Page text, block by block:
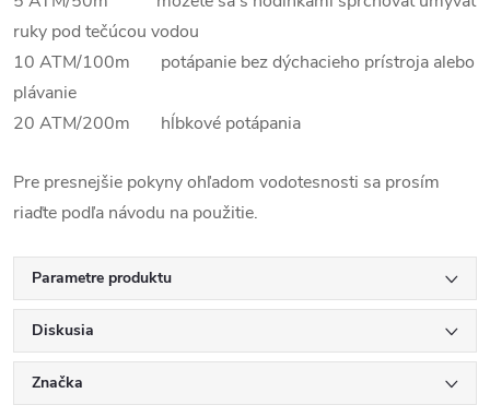
ruky pod tečúcou vodou
10 ATM/100m potápanie bez dýchacieho prístroja alebo
plávanie
20 ATM/200m hĺbkové potápania
Pre presnejšie pokyny ohľadom vodotesnosti sa prosím
riaďte podľa návodu na použitie.
Parametre produktu
Diskusia
Značka